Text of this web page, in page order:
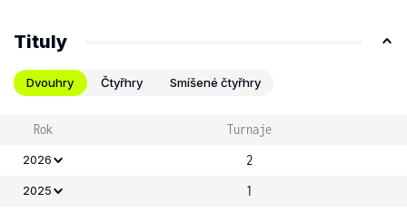
Tituly
Dvouhry Čtyřhry Smíšené čtyřhry
Rok Turnaje
2026 2
2025 1